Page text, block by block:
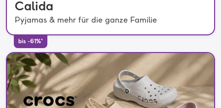
Calida
Pyjamas & mehr für die ganze Familie
bis -61%*